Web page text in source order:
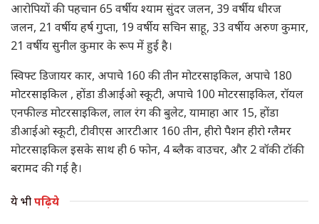
आरोपियों की पहचान 65 वर्षीय श्याम सुंदर जलन, 39 वर्षीय धीरज
जलन, 21 वर्षीय हर्ष गुप्ता, 19 वर्षीय सचिन साहू, 33 वर्षीय अरुण कुमार,
21 वर्षीय सुनील कुमार के रूप में हुई है।
स्विफ्ट डिजायर कार, अपाचे 160 की तीन मोटरसाइकिल, अपाचे 180
मोटरसाइकिल , होंडा डीआईओ स्कूटी, अपाचे 100 मोटरसाइकिल, रॉयल
एनफील्ड मोटरसाइकिल, लाल रंग की बुलेट, यामाहा आर 15, होंडा
डीआईओ स्कूटी, टीवीएस आरटीआर 160 तीन, हीरो पैशन हीरो ग्लैमर
मोटरसाइकिल इसके साथ ही 6 फोन, 4 ब्लैक वाउचर, और 2 वॉकी टॉकी
बरामद की गई है।
ये भीपढ़िये